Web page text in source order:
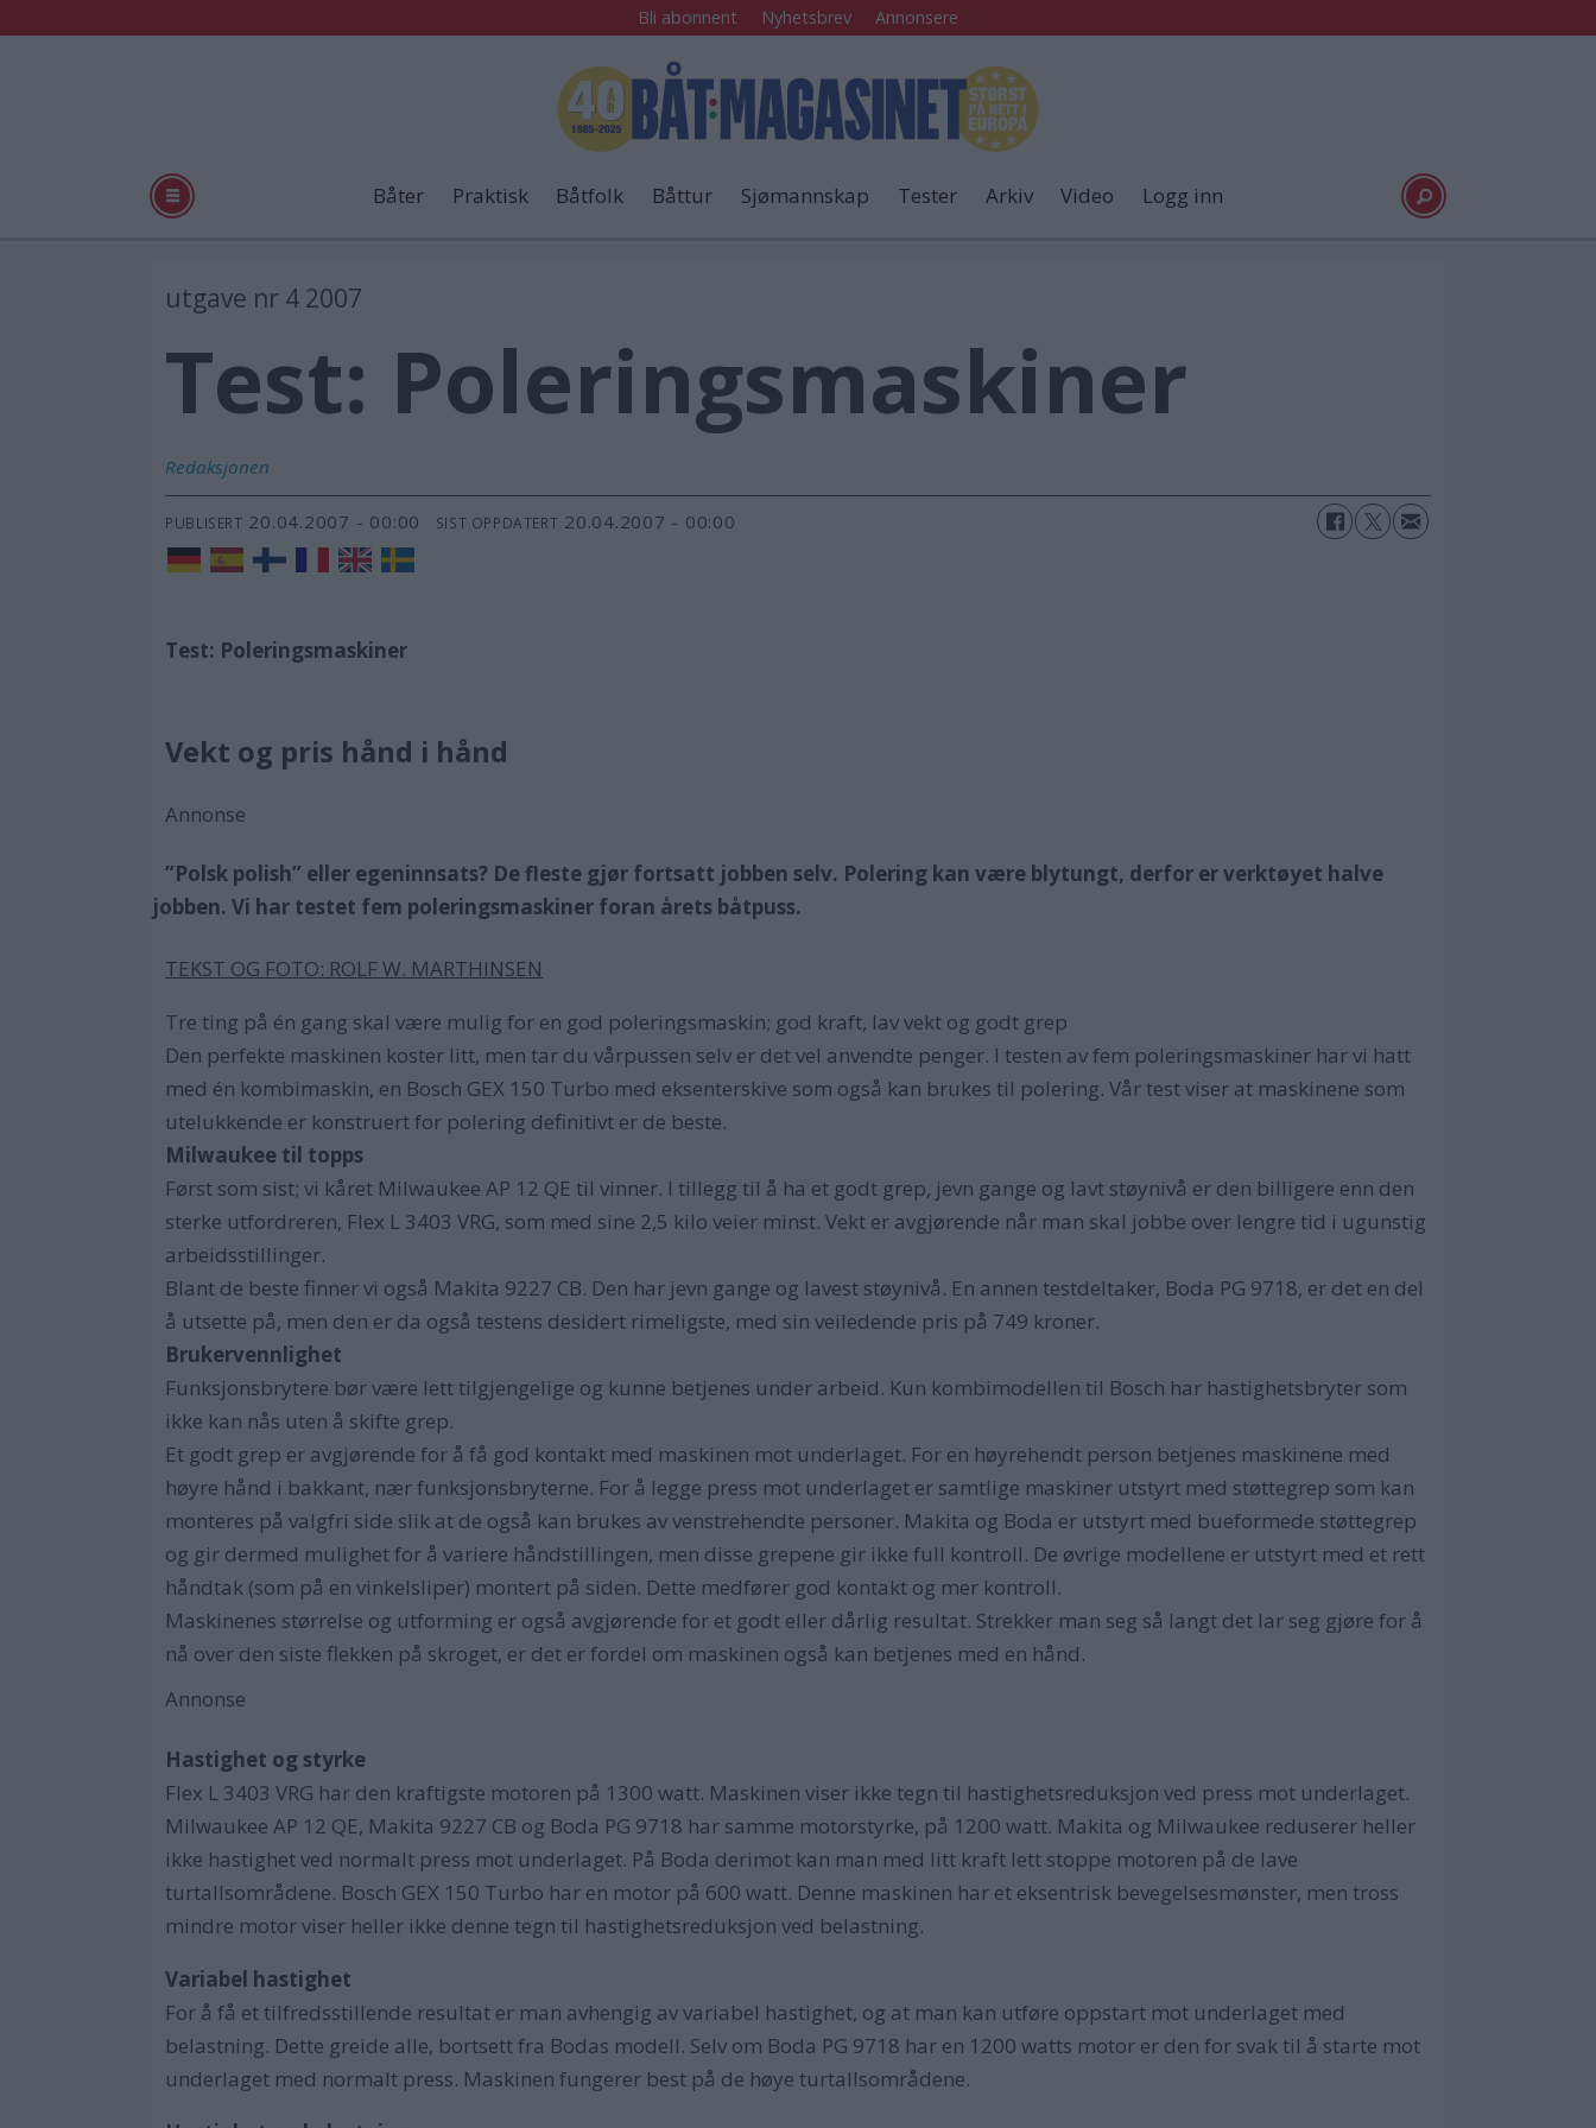
Bli abonnent Nyhetsbrev Annonsere
Båter Praktisk Båtfolk Båttur Sjømannskap Tester Arkiv Video Logg inn
utgave nr 4 2007
Test: Poleringsmaskiner
Redaksjonen
PUBLISERT 20.04.2007 - 00:00 SIST OPPDATERT 20.04.2007 - 00:00
Test: Poleringsmaskiner
Vekt og pris hånd i hånd
Annonse
”Polsk polish” eller egeninnsats? De fleste gjør fortsatt jobben selv. Polering kan være blytungt, derfor er verktøyet halve
jobben. Vi har testet fem poleringsmaskiner foran årets båtpuss.
TEKST OG FOTO: ROLF W. MARTHINSEN
Tre ting på én gang skal være mulig for en god poleringsmaskin; god kraft, lav vekt og godt grep
Den perfekte maskinen koster litt, men tar du vårpussen selv er det vel anvendte penger. I testen av fem poleringsmaskiner har vi hatt
med én kombimaskin, en Bosch GEX 150 Turbo med eksenterskive som også kan brukes til polering. Vår test viser at maskinene som
utelukkende er konstruert for polering definitivt er de beste.
Milwaukee til topps
Først som sist; vi kåret Milwaukee AP 12 QE til vinner. I tillegg til å ha et godt grep, jevn gange og lavt støynivå er den billigere enn den
sterke utfordreren, Flex L 3403 VRG, som med sine 2,5 kilo veier minst. Vekt er avgjørende når man skal jobbe over lengre tid i ugunstig
arbeidsstillinger.
Blant de beste finner vi også Makita 9227 CB. Den har jevn gange og lavest støynivå. En annen testdeltaker, Boda PG 9718, er det en del
å utsette på, men den er da også testens desidert rimeligste, med sin veiledende pris på 749 kroner.
Brukervennlighet
Funksjonsbrytere bør være lett tilgjengelige og kunne betjenes under arbeid. Kun kombimodellen til Bosch har hastighetsbryter som
ikke kan nås uten å skifte grep.
Et godt grep er avgjørende for å få god kontakt med maskinen mot underlaget. For en høyrehendt person betjenes maskinene med
høyre hånd i bakkant, nær funksjonsbryterne. For å legge press mot underlaget er samtlige maskiner utstyrt med støttegrep som kan
monteres på valgfri side slik at de også kan brukes av venstrehendte personer. Makita og Boda er utstyrt med bueformede støttegrep
og gir dermed mulighet for å variere håndstillingen, men disse grepene gir ikke full kontroll. De øvrige modellene er utstyrt med et rett
håndtak (som på en vinkelsliper) montert på siden. Dette medfører god kontakt og mer kontroll.
Maskinenes størrelse og utforming er også avgjørende for et godt eller dårlig resultat. Strekker man seg så langt det lar seg gjøre for å
nå over den siste flekken på skroget, er det er fordel om maskinen også kan betjenes med en hånd.
Annonse
Hastighet og styrke
Flex L 3403 VRG har den kraftigste motoren på 1300 watt. Maskinen viser ikke tegn til hastighetsreduksjon ved press mot underlaget.
Milwaukee AP 12 QE, Makita 9227 CB og Boda PG 9718 har samme motorstyrke, på 1200 watt. Makita og Milwaukee reduserer heller
ikke hastighet ved normalt press mot underlaget. På Boda derimot kan man med litt kraft lett stoppe motoren på de lave
turtallsområdene. Bosch GEX 150 Turbo har en motor på 600 watt. Denne maskinen har et eksentrisk bevegelsesmønster, men tross
mindre motor viser heller ikke denne tegn til hastighetsreduksjon ved belastning.
Variabel hastighet
For å få et tilfredsstillende resultat er man avhengig av variabel hastighet, og at man kan utføre oppstart mot underlaget med
belastning. Dette greide alle, bortsett fra Bodas modell. Selv om Boda PG 9718 har en 1200 watts motor er den for svak til å starte mot
underlaget med normalt press. Maskinen fungerer best på de høye turtallsområdene.